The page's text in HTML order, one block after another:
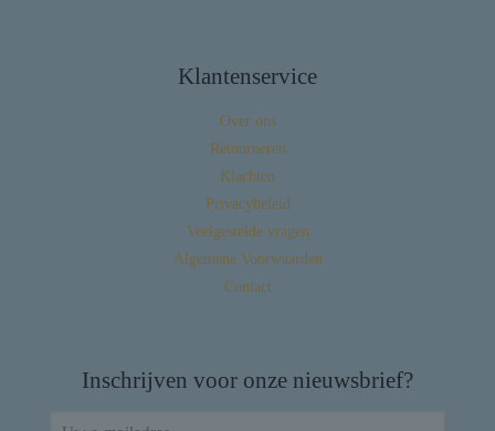
Klantenservice
Over ons
Retourneren
Klachten
Privacybeleid
Veelgestelde vragen
Algemene Voorwaarden
Contact
Inschrijven voor onze nieuwsbrief?